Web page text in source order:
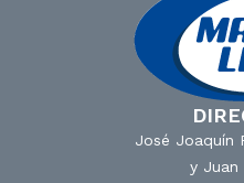
José Joaquín
y Juan